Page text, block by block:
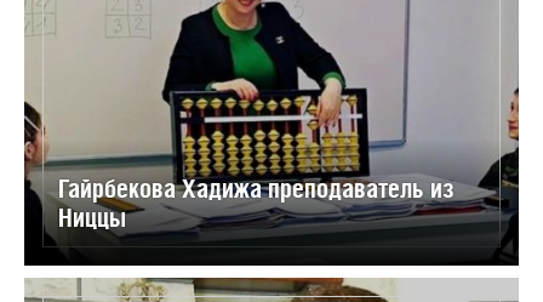
Гайрбекова Хадижа преподаватель из
Ниццы